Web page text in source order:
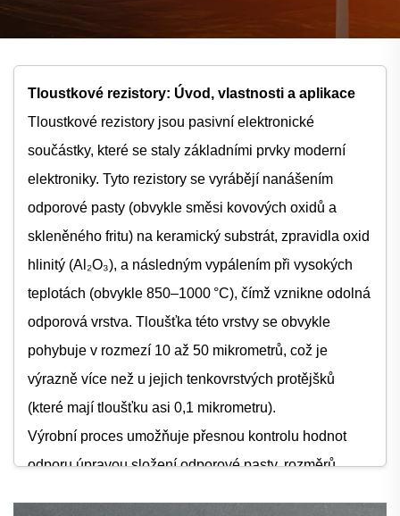
Tloustkové rezistory: Úvod, vlastnosti a aplikace
Tloustkové rezistory jsou pasivní elektronické
součástky, které se staly základními prvky moderní
elektroniky. Tyto rezistory se vyrábějí nanášením
odporové pasty (obvykle směsi kovových oxidů a
skleněného fritu) na keramický substrát, zpravidla oxid
hlinitý (Al₂O₃), a následným vypálením při vysokých
teplotách (obvykle 850–1000 °C), čímž vznikne odolná
odporová vrstva. Tloušťka této vrstvy se obvykle
pohybuje v rozmezí 10 až 50 mikrometrů, což je
výrazně více než u jejich tenkovrstvých protějšků
(které mají tloušťku asi 0,1 mikrometru).
Výrobní proces umožňuje přesnou kontrolu hodnot
odporu úpravou složení odporové pasty, rozměrů